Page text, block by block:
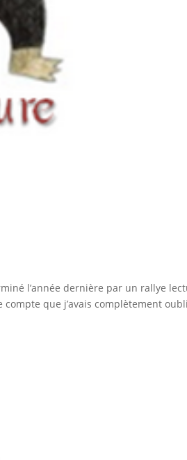
l’année dernière par un rallye
compte que j’avais complètement